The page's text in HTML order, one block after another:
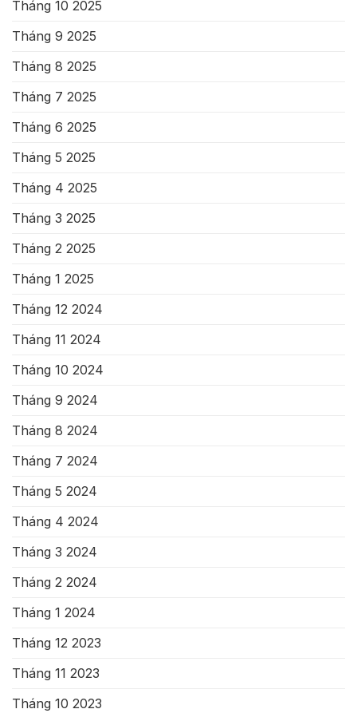
Tháng 10 2025
Tháng 9 2025
Tháng 8 2025
Tháng 7 2025
Tháng 6 2025
Tháng 5 2025
Tháng 4 2025
Tháng 3 2025
Tháng 2 2025
Tháng 1 2025
Tháng 12 2024
Tháng 11 2024
Tháng 10 2024
Tháng 9 2024
Tháng 8 2024
Tháng 7 2024
Tháng 5 2024
Tháng 4 2024
Tháng 3 2024
Tháng 2 2024
Tháng 1 2024
Tháng 12 2023
Tháng 11 2023
Tháng 10 2023